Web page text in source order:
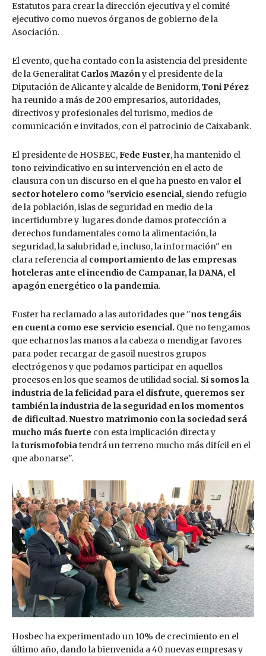
Estatutos para crear la dirección ejecutiva y el comité
ejecutivo como nuevos órganos de gobierno de la
Asociación.
El evento, que ha contado con la asistencia del presidente
de la Generalitat Carlos Mazóny el presidente de la
Diputación de Alicante y alcalde de Benidorm,Toni Pérez
ha reunido a más de 200 empresarios, autoridades,
directivos y profesionales del turismo, medios de
comunicación e invitados, con el patrocinio de Caixabank.
El presidente de HOSBEC,Fede Fuster, ha mantenido el
tono reivindicativo en su intervención en el acto de
clausura con un discurso en el que ha puesto en valor el
sector hotelero como "servicio esencial, siendo refugio
de la población, islas de seguridad en medio de la
incertidumbre y lugares donde damos protección a
derechos fundamentales como la alimentación, la
seguridad, la salubridad e, incluso, la información" en
clara referencia al comportamiento de las empresas
hoteleras ante el incendio de Campanar, la DANA, el
apagón energético o la pandemia.
Fuster ha reclamado a las autoridades que "nos tengáis
en cuenta como ese servicio esencial. Que no tengamos
que echarnos las manos a la cabeza o mendigar favores
para poder recargar de gasoil nuestros grupos
electrógenos y que podamos participar en aquellos
procesos en los que seamos de utilidad social. Si somos la
industria de la felicidad para el disfrute, queremos ser
también la industria de la seguridad en los momentos
de dificultad.Nuestro matrimonio con la sociedad será
mucho más fuerte con esta implicación directa y
laturismofobiatendrá un terreno mucho más difícil en el
que abonarse".
Hosbec ha experimentado un 10% de crecimiento en el
último año, dando la bienvenida a 40 nuevas empresas y